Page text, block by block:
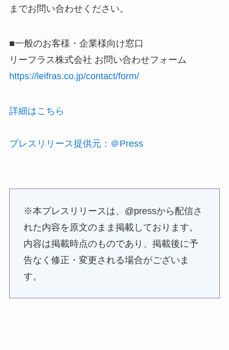
までお問い合わせください。
■一般のお客様・企業様向け窓口
リーフラス株式会社 お問い合わせフォーム
https://leifras.co.jp/contact/form/
詳細はこちら
プレスリリース提供元：＠Press
※本プレスリリースは、@pressから配信さ
れた内容を原文のまま掲載しております。
内容は掲載時点のものであり、掲載後に予
告なく修正・変更される場合がございま
す。